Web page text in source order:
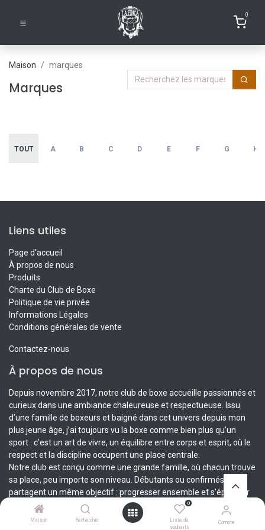
Maison Rechercher
0
Liste de
souhaits
Compte
0
Maison marques
Marques
TOUT A B C D E F G H
Liens utiles
Page d'accueil
À propos de nous
Produits
Charte du Club de Boxe
Politique de vie privée
Informations Légales
Conditions générales de vente
Contactez-nous
À propos de nous
Depuis novembre 2017, notre club de boxe accueille passionnés et
curieux dans une ambiance chaleureuse et respectueuse. Issu
d’une famille de boxeurs et baigné dans cet univers depuis mon
plus jeune âge, j’ai toujours vu la boxe comme bien plus qu’un
sport : c’est un art de vivre, un équilibre entre corps et esprit, où le
respect et la discipline occupent une place centrale.
Notre club est conçu comme une grande famille, où chacun trouve
sa place, peu importe son niveau. Débutants ou confirmés, tous
partagent un même objectif : progresser ensemble et s’épanouir
dans une pratique saine et complète. Ici, nous croyons que la
diversité des expériences enrichit chacun et fait notre force.